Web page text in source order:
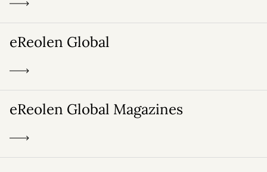
eReolen Global
eReolen Global Magazines